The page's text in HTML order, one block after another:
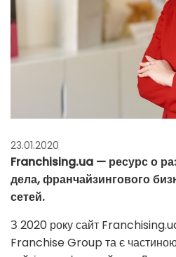
23.01.2020
Franchising.ua — ресурс о
дела, франчайзингового
сетей.
З 2020 року сайт
Franchise Group та є частиною